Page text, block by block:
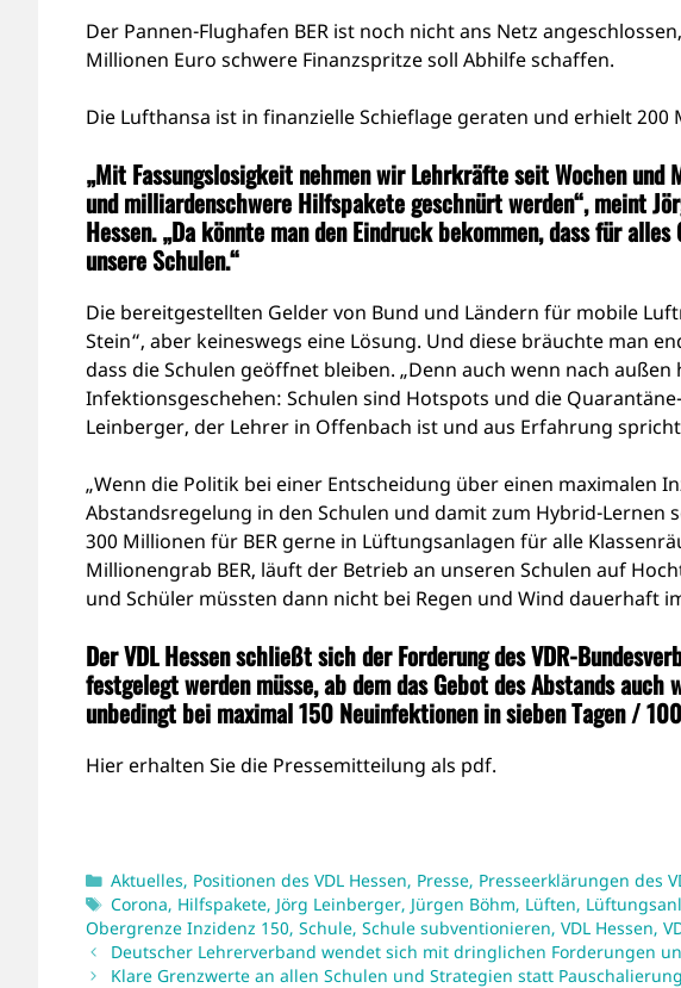
Der Pannen-Flughafen BER ist noch nicht ans Netz
Millionen Euro schwere Finanzspritze soll Abhilfe schaffen.
Die Lufthansa ist in finanzielle Schieflage geraten und erhielt
„Mit Fassungslosigkeit nehmen wir Lehrkräfte seit Wochen
und milliardenschwere Hilfspakete geschnürt werden“, meint
Hessen.„Da könnte man den Eindruck bekommen, dass für
unsere Schulen.“
Die bereitgestellten Gelder von Bund und Ländern für mobile
Stein“, aber keineswegs eine Lösung. Und diese bräuchte man
dass die Schulen geöffnet bleiben. „Denn auch wenn nach
Infektionsgeschehen: Schulen sind Hotspots und die
Leinberger, der Lehrer in Offenbach ist und aus Erfahrung
„Wenn die Politik bei einer Entscheidung über einen maximalen
Abstandsregelung in den Schulen und damit zum Hybrid-Lernen
300 Millionen für BER gerne in Lüftungsanlagen für alle
Millionengrab BER, läuft der Betrieb an unseren Schulen auf
und Schüler müssten dann nicht bei Regen und Wind dauerhaft
Der VDL Hessen schließt sich der Forderung des VDR-
festgelegt werden müsse, ab dem das Gebot des Abstands
unbedingt bei maximal 150 Neuinfektionen in sieben Tagen /
Hier erhalten Sie die Pressemitteilung als pdf.
Kategorien
Aktuelles, Positionen des VDL Hessen, Presse, Presseerklärungen des
Schlagwörter
Corona, Hilfspakete, Jörg Leinberger, Jürgen Böhm, Lüften,
Obergrenze Inzidenz 150, Schule, Schule subventionieren, VDL Hessen,
Deutscher Lehrerverband wendet sich mit dringlichen Forderungen
Klare Grenzwerte an allen Schulen und Strategien statt